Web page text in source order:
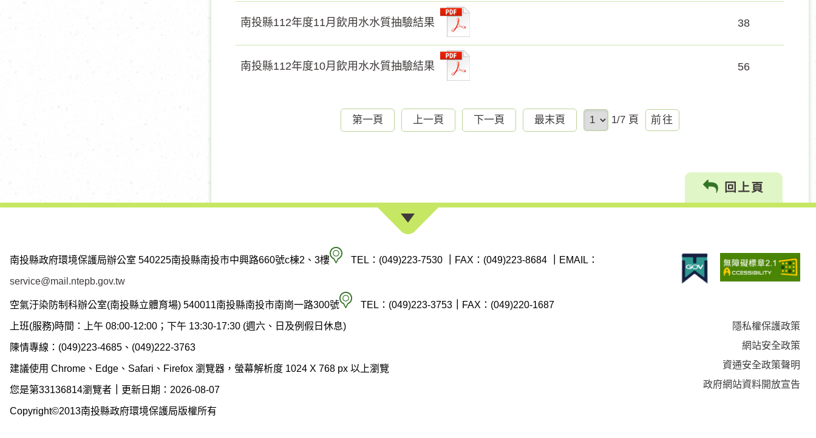
南投縣112年度11月飲用水水質抽驗結果 38
南投縣112年度10月飲用水水質抽驗結果 56
第一頁 上一頁 下一頁 最末頁 1/7 頁
前
往
回上頁
南投縣政府環境保護局辦公室 540225南投縣南投市中興路660號c棟2、3樓南
縣
政
環
TEL：(049)223-7530 FAX：(049)223-8684 EMAIL：
service@mail.ntepb.gov.tw
空氣汙染防制科辦公室(南投縣立體育場) 540011南投縣南投市南崗一路300號空
氣
染
TEL：(049)223-3753 FAX：(049)220-1687
上班(服務)時間：上午 08:00-12:00；下午 13:30-17:30 (週六、日及例假日休息)
陳情專線：(049)223-4685、(049)222-3763
建議使用 Chrome、Edge、Safari、Firefox 瀏覽器，螢幕解析度 1024 X 768 px 以上瀏覽
您是第33136814瀏覽者 更新日期：2026-08-07
Copyright©2013南投縣政府環境保護局版權所有
隱私權保護政策
網站安全政策
資通安全政策聲明
政府網站資料開放宣告